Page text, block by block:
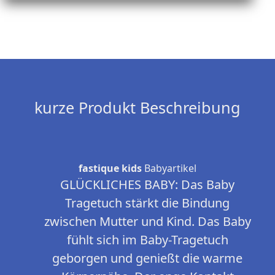
kurze Produkt Beschreibung
fastique kids Babyartikel
GLÜCKLICHES BABY: Das Baby
Tragetuch stärkt die Bindung
zwischen Mutter und Kind. Das Baby
fühlt sich im Baby-Tragetuch
geborgen und genießt die warme